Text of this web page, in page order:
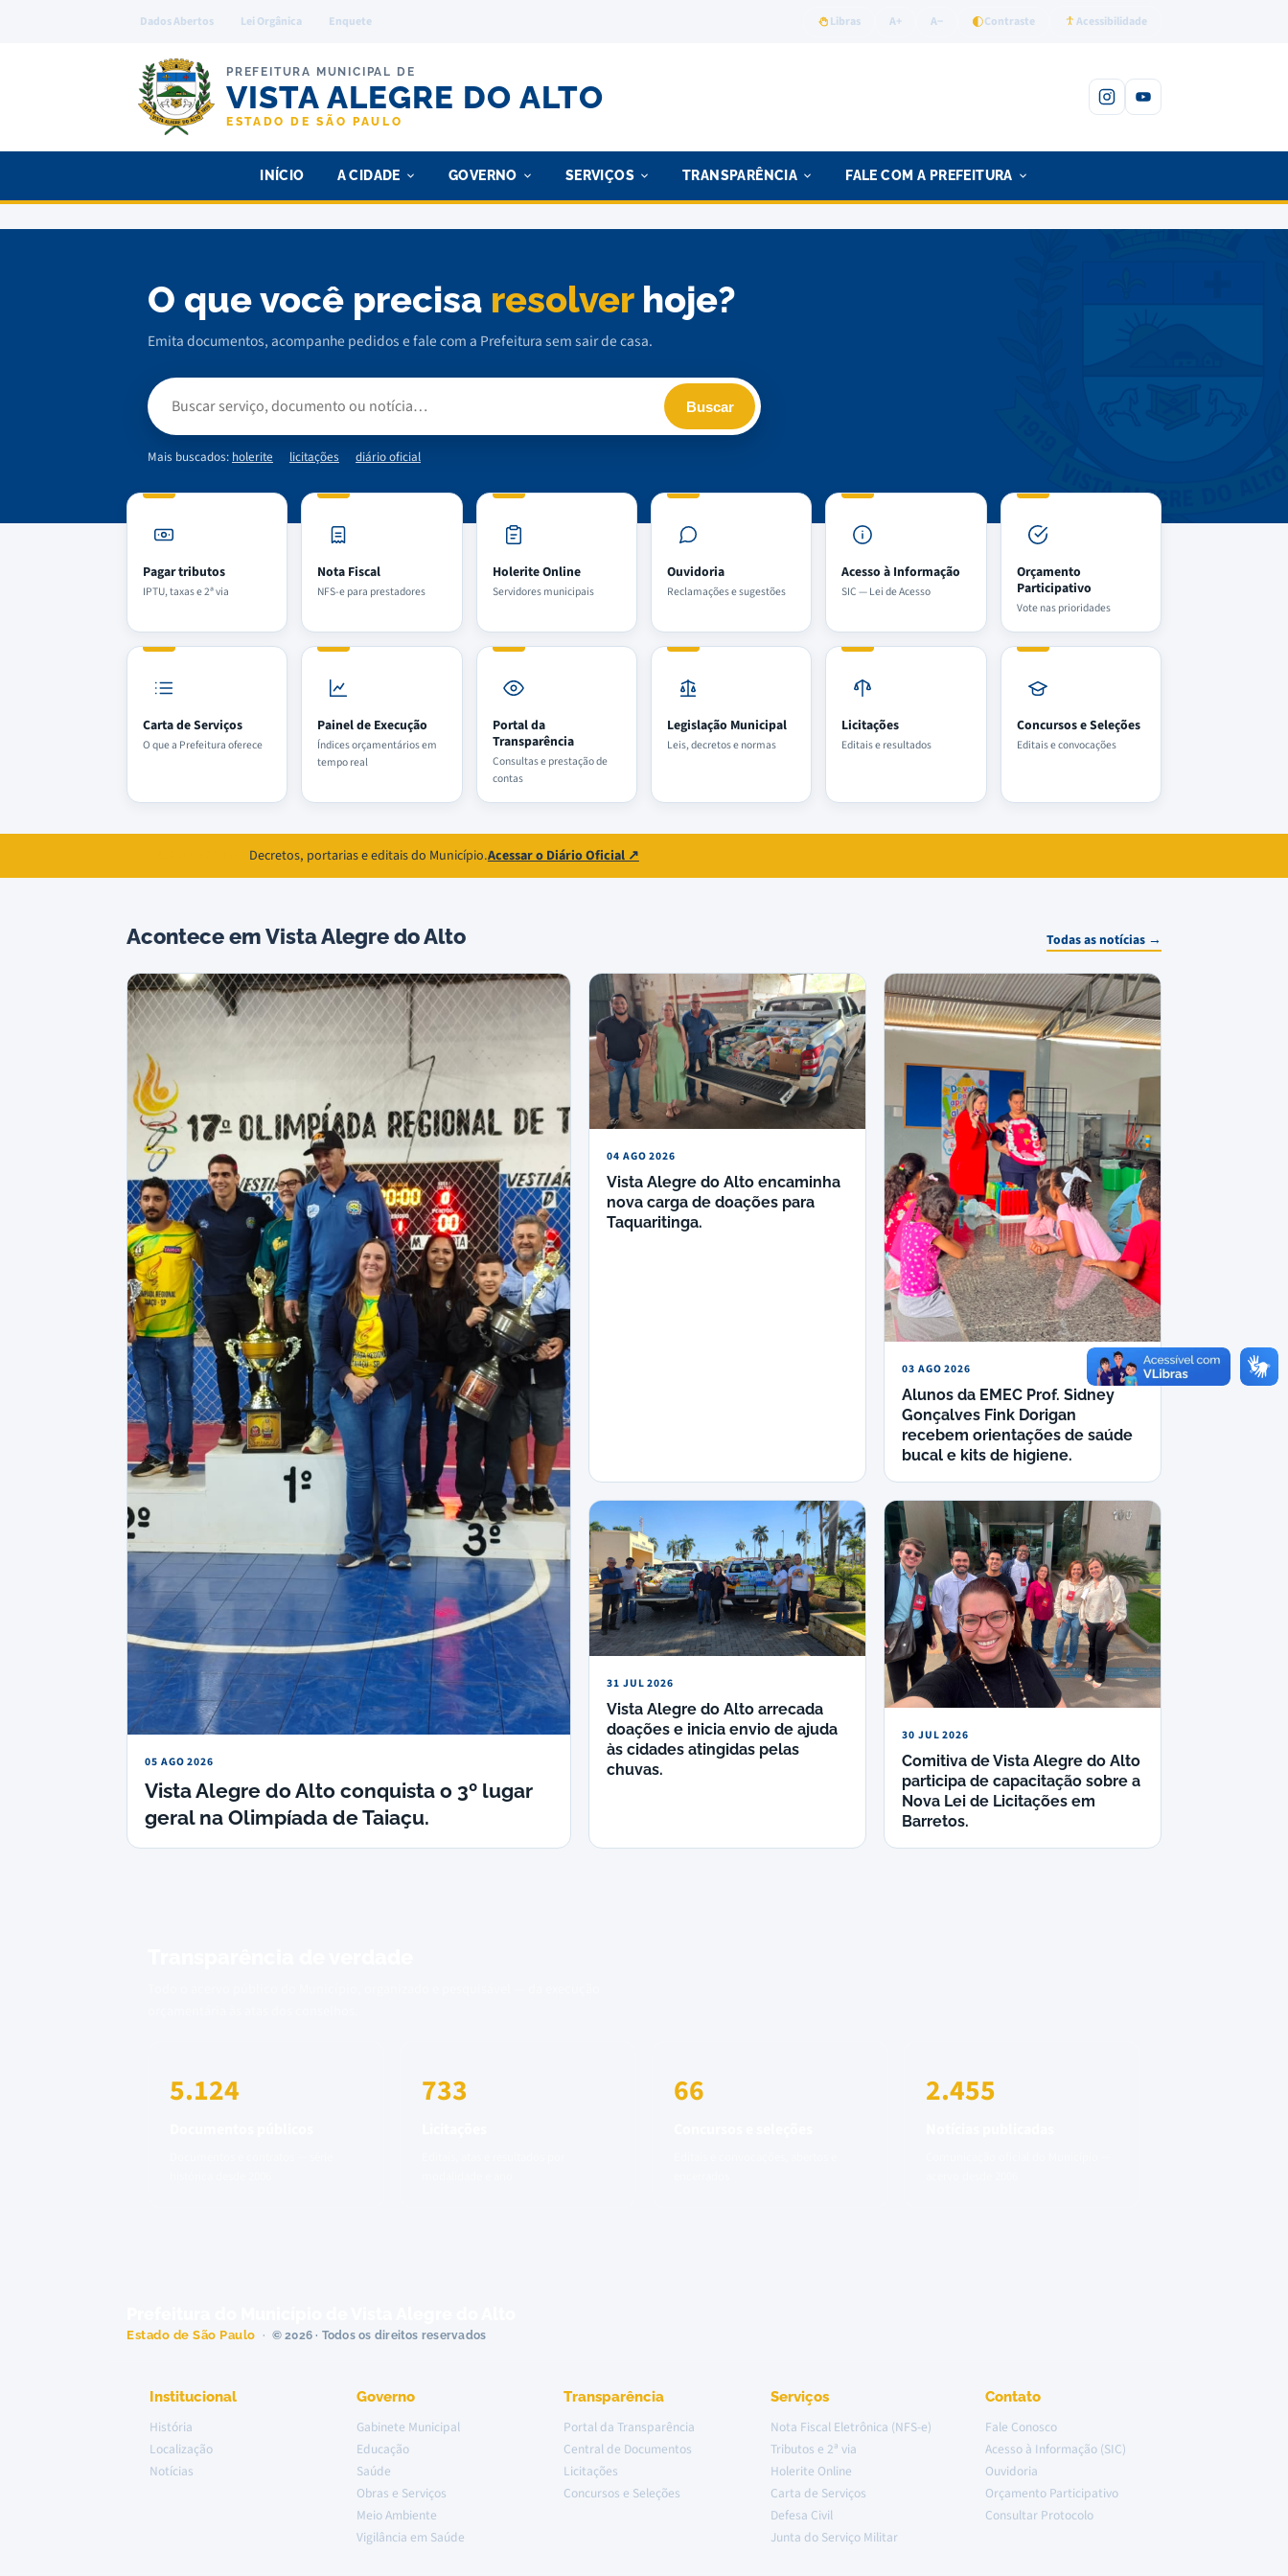
Dados Abertos Lei Orgânica Enquete Libras A+ A− Contraste Acessibilidade
PREFEITURA MUNICIPAL DE
VISTA ALEGRE DO ALTO
ESTADO DE SÃO PAULO
Instagram
YouTube
INÍCIO A CIDADE GOVERNO SERVIÇOS TRANSPARÊNCIA FALE COM A PREFEITURA
O que você precisa resolverhoje?
Emita documentos, acompanhe pedidos e fale com a Prefeitura sem sair de casa.
Buscar serviço, documento ou notícia
Buscar
Mais buscados: holerite licitações diário oficial
Pagar tributos
IPTU, taxas e 2ª via
Nota Fiscal
NFS-e para prestadores
Holerite Online
Servidores municipais
Ouvidoria
Reclamações e sugestões
Acesso à Informação
SIC — Lei de Acesso
Orçamento
Participativo
Vote nas prioridades
Carta de Serviços
O que a Prefeitura oferece
Painel de Execução
Índices orçamentários em
tempo real
Portal da
Transparência
Consultas e prestação de
contas
Legislação Municipal
Leis, decretos e normas
Licitações
Editais e resultados
Concursos e Seleções
Editais e convocações
Decretos, portarias e editais do Município.Acessar o Diário Oficial ↗
Acontece em Vista Alegre do Alto Todas as notícias →
05 AGO 2026
Vista Alegre do Alto conquista o 3º lugar
geral na Olimpíada de Taiaçu.
04 AGO 2026
Vista Alegre do Alto encaminha
nova carga de doações para
Taquaritinga.
03 AGO 2026
Alunos da EMEC Prof. Sidney
Gonçalves Fink Dorigan
recebem orientações de saúde
bucal e kits de higiene.
31 JUL 2026
Vista Alegre do Alto arrecada
doações e inicia envio de ajuda
às cidades atingidas pelas
chuvas.
30 JUL 2026
Comitiva de Vista Alegre do Alto
participa de capacitação sobre a
Nova Lei de Licitações em
Barretos.
5.124 733 66 2.455
Estado de São Paulo © 2026 · Todos os direitos reservados
Institucional
História
Localização
Notícias
Governo
Gabinete Municipal
Educação
Saúde
Obras e Serviços
Meio Ambiente
Vigilância em Saúde
Transparência
Portal da Transparência
Central de Documentos
Licitações
Concursos e Seleções
Serviços
Nota Fiscal Eletrônica (NFS-e)
Tributos e 2ª via
Holerite Online
Carta de Serviços
Defesa Civil
Junta do Serviço Militar
Contato
Fale Conosco
Acesso à Informação (SIC)
Ouvidoria
Orçamento Participativo
Consultar Protocolo